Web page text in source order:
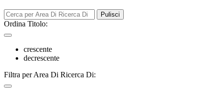
Pulisci
Ordina Titolo:
crescente
decrescente
Filtra per Area Di Ricerca Di: